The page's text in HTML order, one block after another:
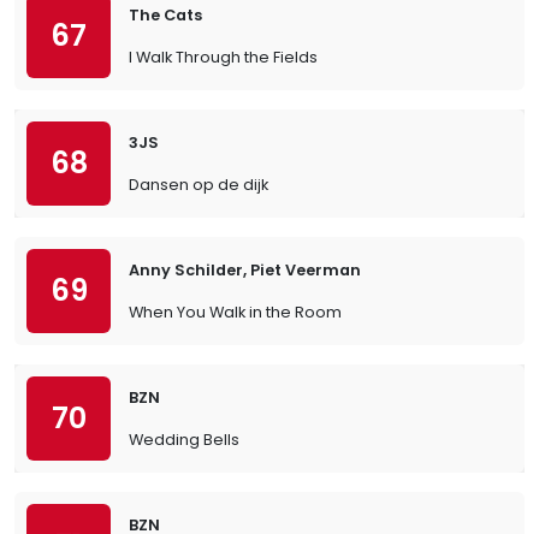
67
The Cats
I Walk Through the Fields
68
3JS
Dansen op de dijk
69
Anny Schilder, Piet Veerman
When You Walk in the Room
70
BZN
Wedding Bells
BZN